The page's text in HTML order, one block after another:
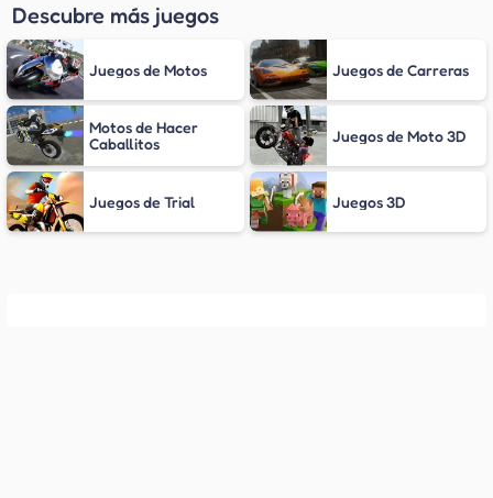
Descubre más juegos
Juegos de Motos Juegos de Carreras
Motos de Hacer
Caballitos
Juegos de Moto 3D
Juegos de Trial Juegos 3D